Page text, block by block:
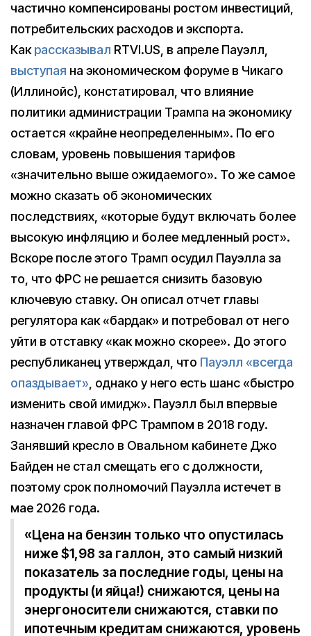
частично компенсированы ростом инвестиций,
потребительских расходов и экспорта.
Какрассказывал RTVI.US, в апреле Пауэлл,
выступая на экономическом форуме в Чикаго
(Иллинойс), констатировал, что влияние
политики администрации Трампа на экономику
остается «крайне неопределенным». По его
словам, уровень повышения тарифов
«значительно выше ожидаемого». То же самое
можно сказать об экономических
последствиях, «которые будут включать более
высокую инфляцию и более медленный рост».
Вскоре после этого Трамп осудил Пауэлла за
то, что ФРС не решается снизить базовую
ключевую ставку. Он описал отчет главы
регулятора как «бардак» и потребовал от него
уйти в отставку «как можно скорее». До этого
республиканец утверждал, что Пауэлл «всегда
опаздывает», однако у него есть шанс «быстро
изменить свой имидж». Пауэлл был впервые
назначен главой ФРС Трампом в 2018 году.
Занявший кресло в Овальном кабинете Джо
Байден не стал смещать его с должности,
поэтому срок полномочий Пауэлла истечет в
мае 2026 года.
«Цена на бензин только что опустилась
ниже $1,98 за галлон, это самый низкий
показатель за последние годы, цены на
продукты (и яйца!) снижаются, цены на
энергоносители снижаются, ставки по
ипотечным кредитам снижаются, уровень